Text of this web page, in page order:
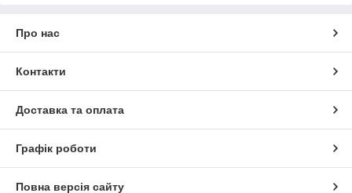
Про нас
Контакти
Доставка та оплата
Графік роботи
Повна версія сайту